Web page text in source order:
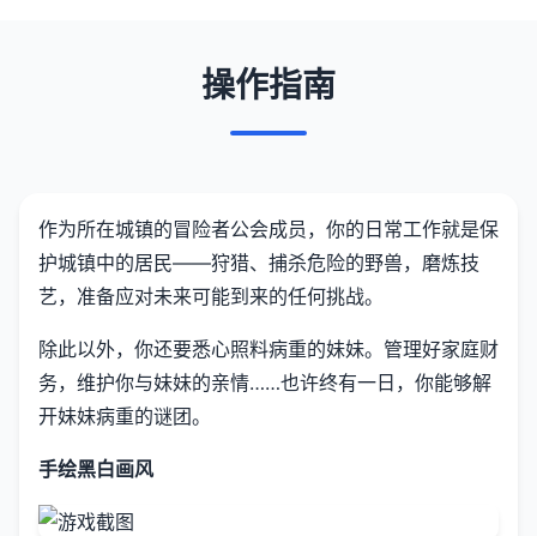
操作指南
作为所在城镇的冒险者公会成员，你的日常工作就是保
护城镇中的居民——狩猎、捕杀危险的野兽，磨炼技
艺，准备应对未来可能到来的任何挑战。
除此以外，你还要悉心照料病重的妹妹。管理好家庭财
务，维护你与妹妹的亲情……也许终有一日，你能够解
开妹妹病重的谜团。
手绘黑白画风